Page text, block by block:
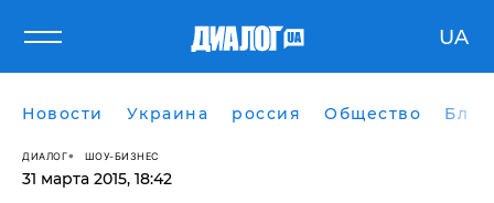
UA
Новости Украина россия Общество
ДИАЛОГ ШОУ-БИЗНЕС
31 марта 2015, 18:42